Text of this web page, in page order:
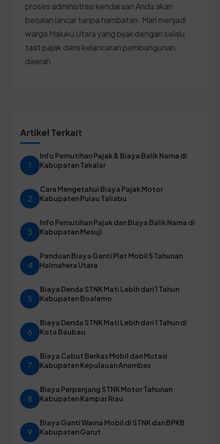
proses administrasi kendaraan Anda akan
berjalan lancar tanpa hambatan. Mari menjadi
warga Maluku Utara yang bijak dengan selalu
taat pajak demi kelancaran pembangunan
daerah.
Artikel Terkait
1
Info Pemutihan Pajak & Biaya Balik Nama di
Kabupaten Takalar
2
Cara Mengetahui Biaya Pajak Motor
Kabupaten Pulau Taliabu
3
Info Pemutihan Pajak dan Biaya Balik Nama di
Kabupaten Mesuji
4
Panduan Biaya Ganti Plat Mobil 5 Tahunan
Halmahera Utara
5
Biaya Denda STNK Mati Lebih dari 1 Tahun
Kabupaten Boalemo
6
Biaya Denda STNK Mati Lebih dari 1 Tahun di
Kota Baubau
7
Biaya Cabut Berkas Mobil dan Mutasi
Kabupaten Kepulauan Anambas
8
Biaya Perpanjang STNK Motor Tahunan
Kabupaten Kampar Riau
9
Biaya Ganti Warna Mobil di STNK dan BPKB
Kabupaten Garut